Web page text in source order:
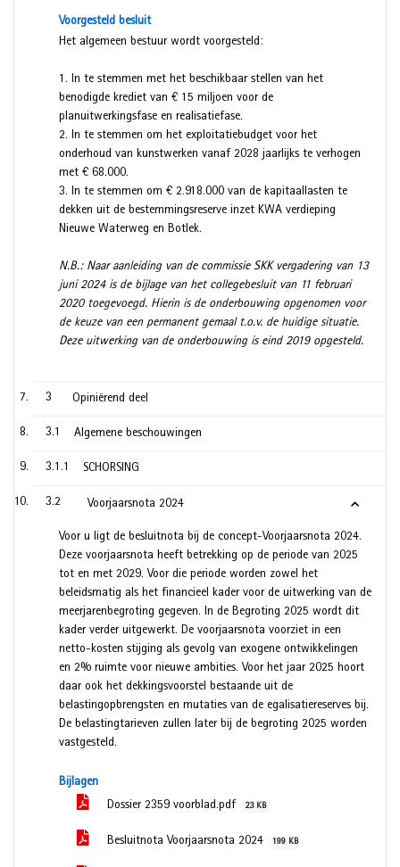
Voorgesteld besluit
Het algemeen bestuur wordt voorgesteld:
1. In te stemmen met het beschikbaar stellen van het
benodigde krediet van € 15 miljoen voor de
planuitwerkingsfase en realisatiefase.
2. In te stemmen om het exploitatiebudget voor het
onderhoud van kunstwerken vanaf 2028 jaarlijks te verhogen
met € 68.000.
3. In te stemmen om € 2.918.000 van de kapitaallasten te
dekken uit de bestemmingsreserve inzet KWA verdieping
Nieuwe Waterweg en Botlek.
N.B.: Naar aanleiding van de commissie SKK vergadering van 13
juni 2024 is de bijlage van het collegebesluit van 11 februari
2020 toegevoegd. Hierin is de onderbouwing opgenomen voor
de keuze van een permanent gemaal t.o.v. de huidige situatie.
Deze uitwerking van de onderbouwing is eind 2019 opgesteld.
3 Opiniërend deel
3.1 Algemene beschouwingen
3.1.1 SCHORSING
3.2 Voorjaarsnota 2024
Voor u ligt de besluitnota bij de concept-Voorjaarsnota 2024.
Deze voorjaarsnota heeft betrekking op de periode van 2025
tot en met 2029. Voor die periode worden zowel het
beleidsmatig als het financieel kader voor de uitwerking van de
meerjarenbegroting gegeven. In de Begroting 2025 wordt dit
kader verder uitgewerkt. De voorjaarsnota voorziet in een
netto-kosten stijging als gevolg van exogene ontwikkelingen
en 2% ruimte voor nieuwe ambities. Voor het jaar 2025 hoort
daar ook het dekkingsvoorstel bestaande uit de
belastingopbrengsten en mutaties van de egalisatiereserves bij.
De belastingtarieven zullen later bij de begroting 2025 worden
vastgesteld.
Bijlagen
Dossier 2359 voorblad.pdf
23 KB
Besluitnota Voorjaarsnota 2024 199 KB